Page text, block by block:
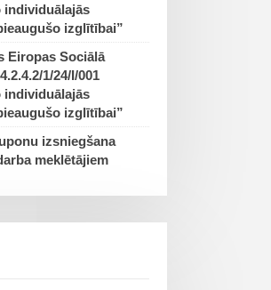
individuālajās
izglītībai”
Eiropas Sociālā
1/24/I/001
individuālajās
izglītībai”
izsniegšana
meklētājiem